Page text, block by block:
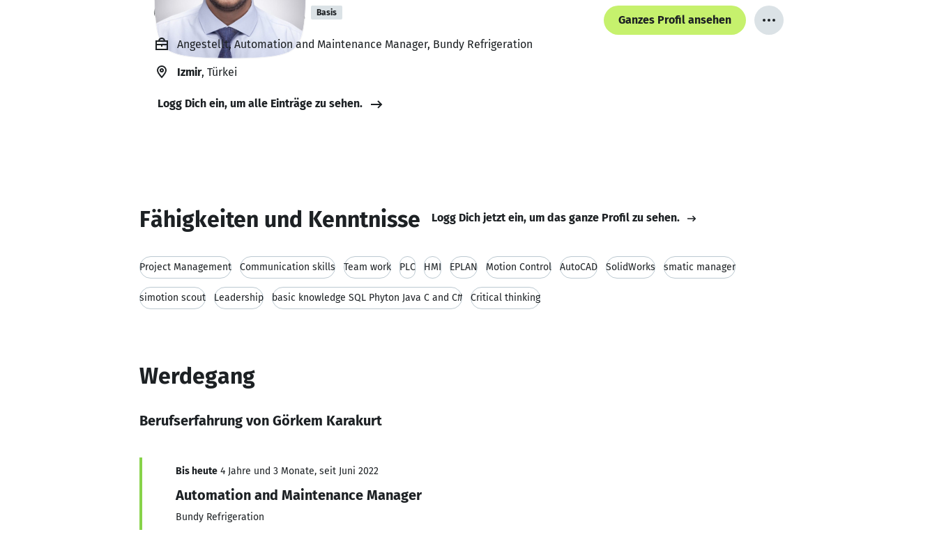
Görkem Karakurt Basis
Ganzes Profil ansehen
Angestellt, Automation and Maintenance Manager, Bundy Refrigeration
Izmir, Türkei
Logg Dich ein, um alle Einträge zu sehen.
Fähigkeiten und Kenntnisse Logg Dich jetzt ein, um das ganze Profil zu sehen.
Project Management Communication skills Team work PLC HMI EPLAN Motion Control AutoCAD SolidWorks smatic manager
simotion scout Leadership basic knowledge SQL Phyton Java C and C# Critical thinking
Werdegang
Berufserfahrung von Görkem Karakurt
Bis heute 4 Jahre und 3 Monate, seit Juni 2022
Automation and Maintenance Manager
Bundy Refrigeration